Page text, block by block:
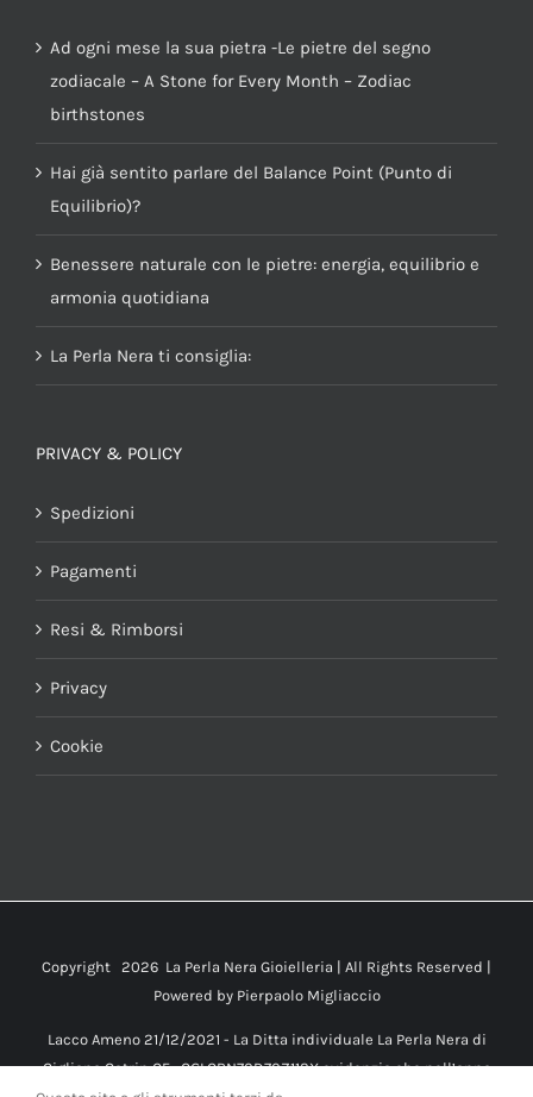
Ad ogni mese la sua pietra -Le pietre del segno
zodiacale – A Stone for Every Month – Zodiac
birthstones
Hai già sentito parlare del Balance Point (Punto di
Equilibrio)?
Benessere naturale con le pietre: energia, equilibrio e
armonia quotidiana
La Perla Nera ti consiglia:
PRIVACY & POLICY
Spedizioni
Pagamenti
Resi & Rimborsi
Privacy
Cookie
Copyright 2026 La Perla Nera Gioielleria | All Rights Reserved |
Powered by Pierpaolo Migliaccio
Lacco Ameno 21/12/2021 - La Ditta individuale La Perla Nera di
Cigliano Catrin CF : CGLCRN70D70Z112X evidenzia che nell’anno